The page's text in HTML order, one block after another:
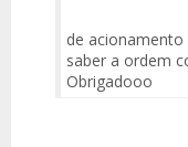
de
saber a ordem
Obrigadooo